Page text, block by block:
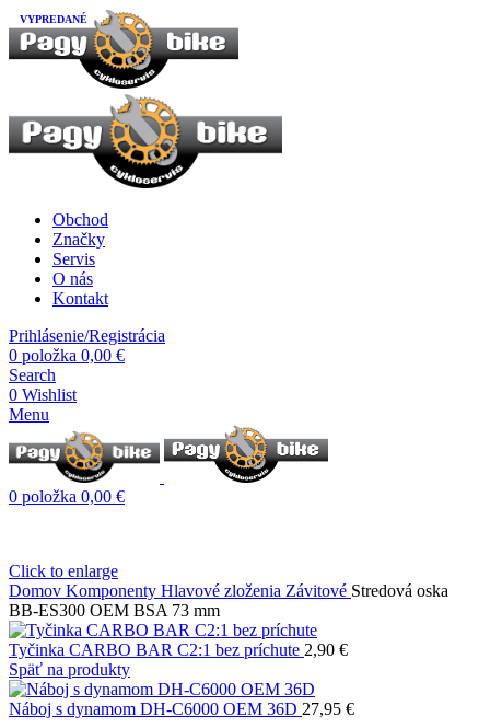
Obchod
Značky
Servis
O nás
Kontakt
Prihlásenie/Registrácia
0 položka 0,00 €
Search
0 Wishlist
Menu
0 položka 0,00 €
Click to enlarge
Domov Komponenty Hlavové zloženia Závitové Stredová oska
BB-ES300 OEM BSA 73 mm
Tyčinka CARBO BAR C2:1 bez príchute 2,90 €
Späť na produkty
Náboj s dynamom DH-C6000 OEM 36D 27,95 €
VYPREDANÉ